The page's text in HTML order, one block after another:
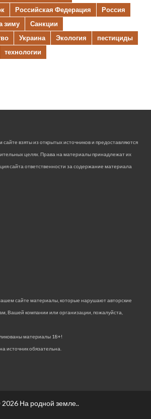
Российская Федерация
Россия
зиму
Санкции
Украина Экология
пестициды
технологии
взяты из открытых источников и предоставляются
целях. Права на материалы принадлежат их
сайта ответственности за содержание материала
сайте материалы, которые нарушают авторские
Вашей компании или организации, пожалуйста,
материалы 18+!
источник обязательна.
2026 На родной земле..